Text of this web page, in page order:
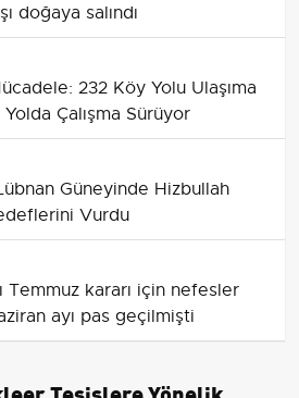
doğaya salındı
232 Köy Yolu Ulaşıma
Yolda Çalışma Sürüyor
Güneyinde Hizbullah
Vurdu
Temmuz kararı için nefesler
ayı pas geçilmişti